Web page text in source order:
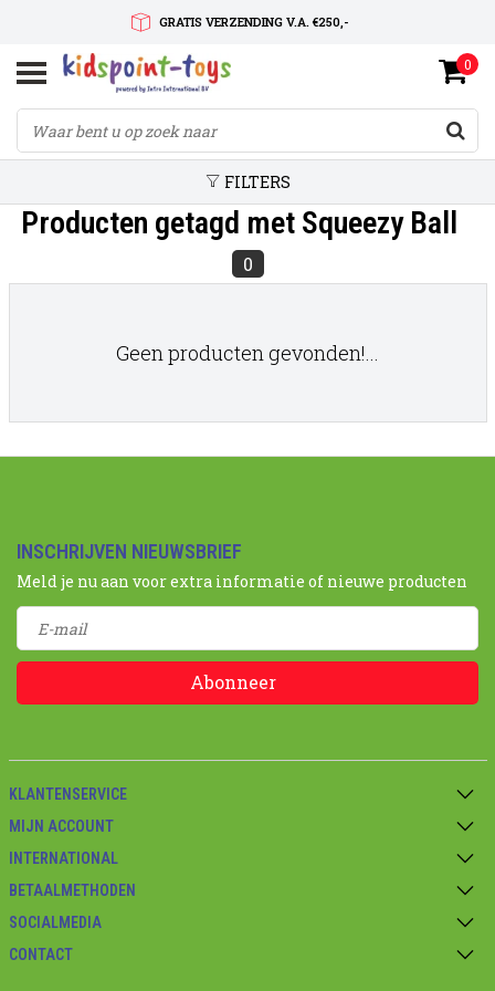
GRATIS VERZENDING V.A. €250,-
SNELLE LEVERTIJD
SERVICE OP MAAT
0
FILTERS
Producten getagd met Squeezy Ball
0
Geen producten gevonden!...
INSCHRIJVEN NIEUWSBRIEF
Meld je nu aan voor extra informatie of nieuwe producten
Abonneer
KLANTENSERVICE
MIJN ACCOUNT
INTERNATIONAL
BETAALMETHODEN
SOCIALMEDIA
CONTACT